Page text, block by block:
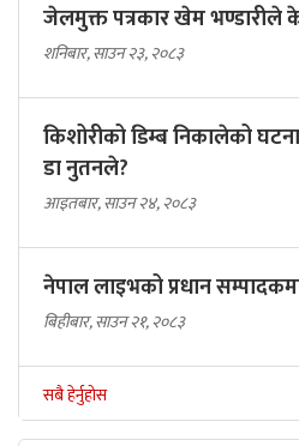
जेलमुक्त पत्रकार खेम भण्डारीले
शनिबार, साउन २३, २०८३
किशोरीको डिम्ब निकालेको
डा नुतनले?
आइतबार, साउन २४, २०८३
नेपाल लाइभको प्रधान
बिहीबार, साउन २१, २०८३
सबै हेर्नुहोस